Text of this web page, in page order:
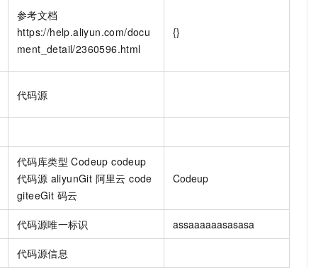
参考文档
https://help.aliyun.com/docu
ment_detail/2360596.html
{}
代码源
代码库类型 Codeup codeup
代码源 aliyunGit 阿里云 code
giteeGit 码云
Codeup
代码源唯一标识 assaaaaaasasasa
代码源信息